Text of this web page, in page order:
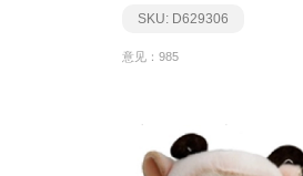
SKU: D629306
意见：985